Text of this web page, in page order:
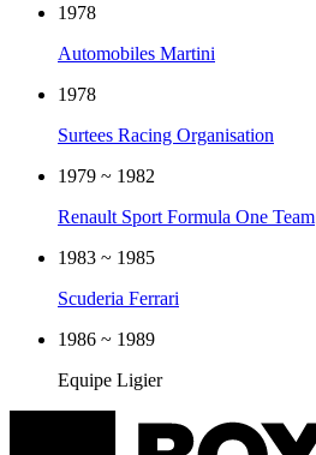
1978
Automobiles Martini
1978
Surtees Racing Organisation
1979 ~ 1982
Renault Sport Formula One Team
1983 ~ 1985
Scuderia Ferrari
1986 ~ 1989
Equipe Ligier